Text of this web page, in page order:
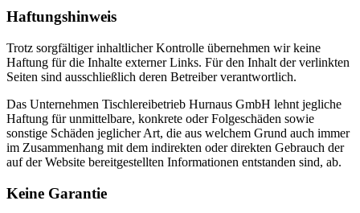
Haftungshinweis
Trotz sorgfältiger inhaltlicher Kontrolle übernehmen wir keine
Haftung für die Inhalte externer Links. Für den Inhalt der verlinkten
Seiten sind ausschließlich deren Betreiber verantwortlich.
Das Unternehmen Tischlereibetrieb Hurnaus GmbH lehnt jegliche
Haftung für unmittelbare, konkrete oder Folgeschäden sowie
sonstige Schäden jeglicher Art, die aus welchem Grund auch immer
im Zusammenhang mit dem indirekten oder direkten Gebrauch der
auf der Website bereitgestellten Informationen entstanden sind, ab.
Keine Garantie